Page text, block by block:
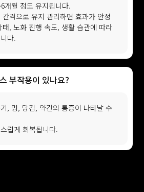
개월 정도 유지됩니다.
간격으로 유지 관리하면 효과가 안정
, 노화 진행 속도, 생활 습관에 따라
다.
부작용이 있나요?
, 멍, 당김, 약간의 통증이 나타날 수
럽게 회복됩니다.